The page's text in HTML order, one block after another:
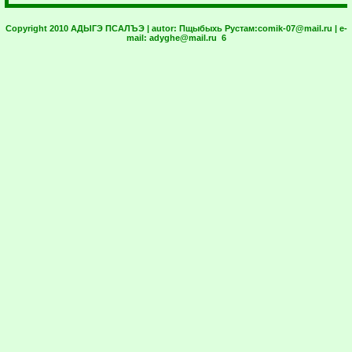
Copyright 2010 АДЫГЭ ПСАЛЪЭ | autor: Пщыбыхь Рустам:comik-07@mail.ru | e-
mail: adyghe@mail.ru 6